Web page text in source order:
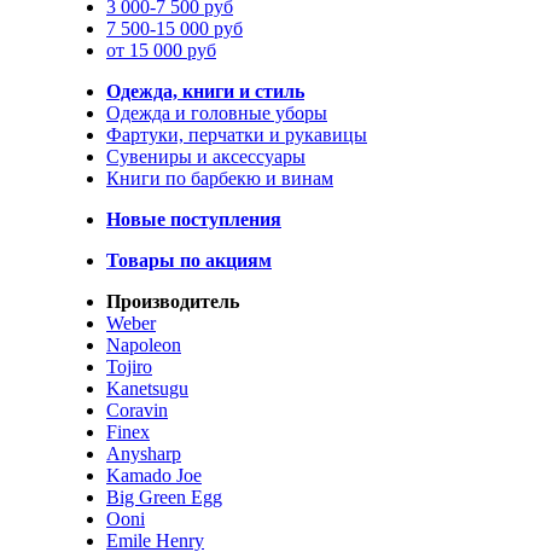
3 000-7 500 руб
7 500-15 000 руб
от 15 000 руб
Одежда, книги и стиль
Одежда и головные уборы
Фартуки, перчатки и рукавицы
Сувениры и аксессуары
Книги по барбекю и винам
Новые поступления
Товары по акциям
Производитель
Weber
Napoleon
Tojiro
Kanetsugu
Coravin
Finex
Anysharp
Kamado Joe
Big Green Egg
Ooni
Emile Henry